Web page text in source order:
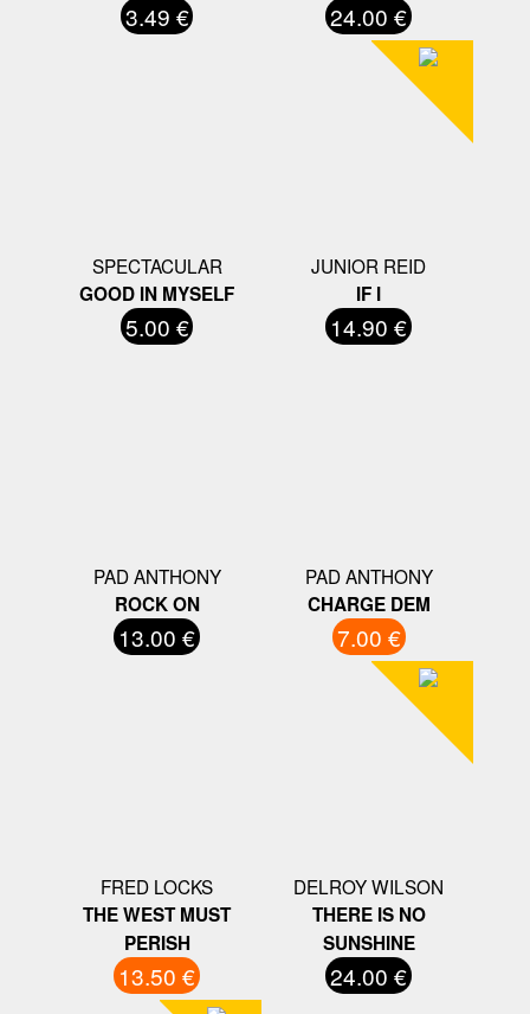
3.49 € 24.00 €
SPECTACULAR
GOOD IN MYSELF
5.00 €
JUNIOR REID
IF I
14.90 €
PAD ANTHONY
ROCK ON
13.00 €
PAD ANTHONY
CHARGE DEM
7.00 €
FRED LOCKS
THE WEST MUST
PERISH
13.50 €
DELROY WILSON
THERE IS NO
SUNSHINE
24.00 €